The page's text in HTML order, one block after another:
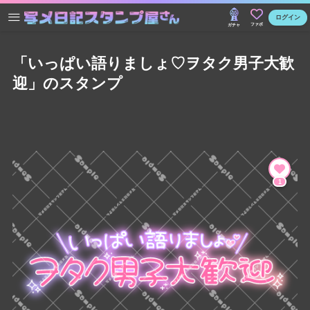
ガチャ ファボ
ログイン
「いっぱい語りましょ♡ヲタク男子大歓
迎」のスタンプ
1